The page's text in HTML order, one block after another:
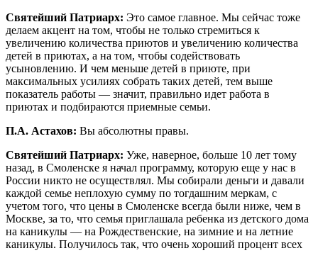
Святейший Патриарх: Это самое главное. Мы сейчас тоже
делаем акцент на том, чтобы не только стремиться к
увеличению количества приютов и увеличению количества
детей в приютах, а на том, чтобы содействовать
усыновлению. И чем меньше детей в приюте, при
максимальных усилиях собрать таких детей, тем выше
показатель работы — значит, правильно идет работа в
приютах и подбираются приемные семьи.
П.А. Астахов: Вы абсолютны правы.
Святейший Патриарх: Уже, наверное, больше 10 лет тому
назад, в Смоленске я начал программу, которую еще у нас в
России никто не осуществлял. Мы собирали деньги и давали
каждой семье неплохую сумму по тогдашним меркам, с
учетом того, что цены в Смоленске всегда были ниже, чем в
Москве, за то, что семья приглашала ребенка из детского дома
на каникулы — на Рождественские, на зимние и на летние
каникулы. Получилось так, что очень хороший процент всех